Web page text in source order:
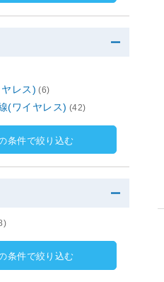
レス) (6)
(ワイヤレス) (42)
条件で絞り込む
条件で絞り込む